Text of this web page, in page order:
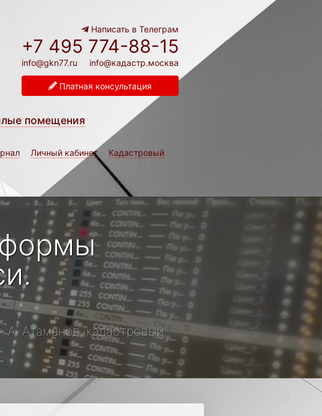
Написать в Телеграм
+7 495 774-88-15
info@gkn77.ru info@кадастр.москва
Платная консультация
помещения
Личный кабинет
Кадастровый
формы
А. Атаманов, кадастровый